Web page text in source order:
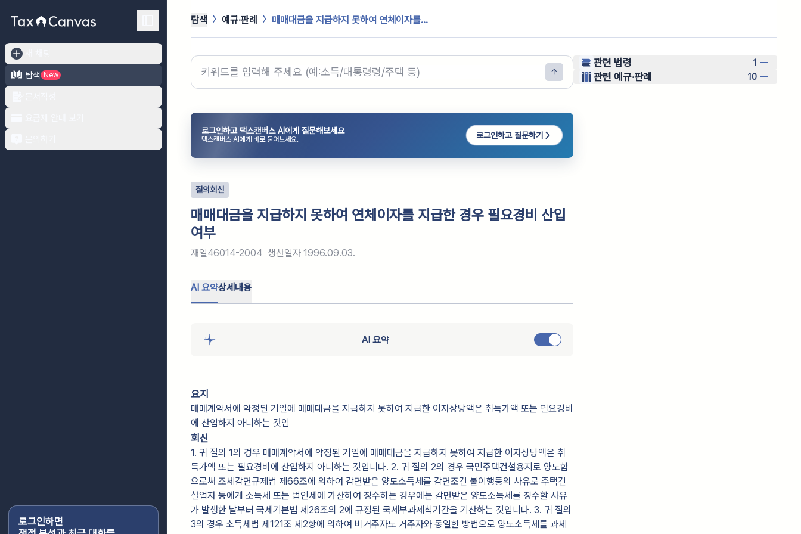
탐색
New
로그인하면
탐색 예규·판례 매매대금을 지급하지 못하여 연체이자를...
로그인하고 택스캔버스 AI에게 질문해보세요
택스캔버스 AI에게 바로 물어보세요. 로그인하고 질문하기
질의회신
매매대금을 지급하지 못하여 연체이자를 지급한 경우 필요경비 산입
여부
재일46014-2004 생산일자 1996.09.03.
AI 요약상세내용
AI 요약
요지
매매계약서에 약정된 기일에 매매대금을 지급하지 못하여 지급한 이자상당액은 취득가액 또는 필요경비
에 산입하지 아니하는 것임
회신
1. 귀 질의 1의 경우 매매계약서에 약정된 기일에 매매대금을 지급하지 못하여 지급한 이자상당액은 취
득가액 또는 필요경비에 산입하지 아니하는 것입니다. 2. 귀 질의 2의 경우 국민주택건설용지로 양도함
으로써 조세감면규제법 제66조에 의하여 감면받은 양도소득세를 감면조건 불이행등의 사유로 주택건
설업자 등에게 소득세 또는 법인세에 가산하여 징수하는 경우에는 감면받은 양도소득세를 징수할 사유
가 발생한 날부터 국세기본법 제26조의 2에 규정된 국세부과제척기간을 기산하는 것입니다. 3. 귀 질의
3의 경우 소득세법 제121조 제2항에 의하여 비거주자도 거주자와 동일한 방법으로 양도소득세를 과세
관련 법령 1
관련 예규·판례 10